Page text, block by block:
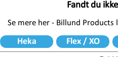
Fandt du
Se mere her - Billund
Heka Flex / XO